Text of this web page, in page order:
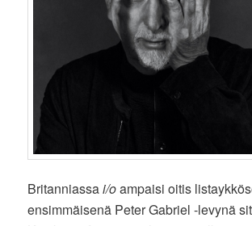
Britanniassai/oampaisi oitis
ensimmäisenä Peter Gabriel -levynä